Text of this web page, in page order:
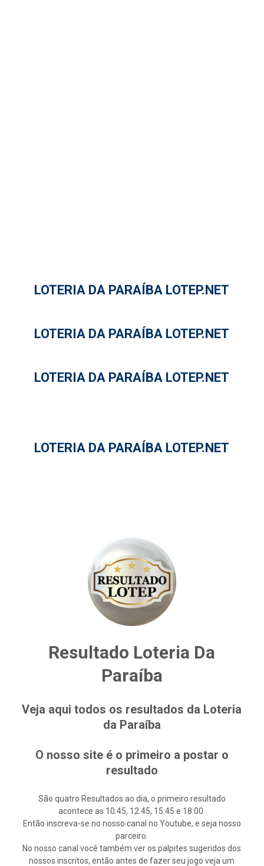
LOTERIA DA PARAÍBA LOTEP.NET
LOTERIA DA PARAÍBA LOTEP.NET
LOTERIA DA PARAÍBA LOTEP.NET
LOTERIA DA PARAÍBA LOTEP.NET
Resultado Loteria Da
Paraíba
Veja aqui todos os resultados da Loteria
da Paraíba
O nosso site é o primeiro a postar o
resultado
São quatro Resultados ao dia, o primeiro resultado
acontece as 10:45, 12:45, 15:45 e 18:00.
Então inscreva-se no nosso canal no Youtube, e seja nosso
parceiro.
No nosso canal você também ver os palpites sugeridos dos
nossos inscritos, então antes de fazer seu jogo veja um